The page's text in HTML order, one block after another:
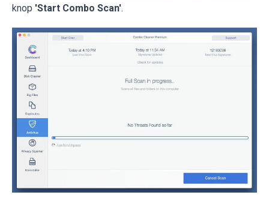
knop 'Start Combo Scan'.